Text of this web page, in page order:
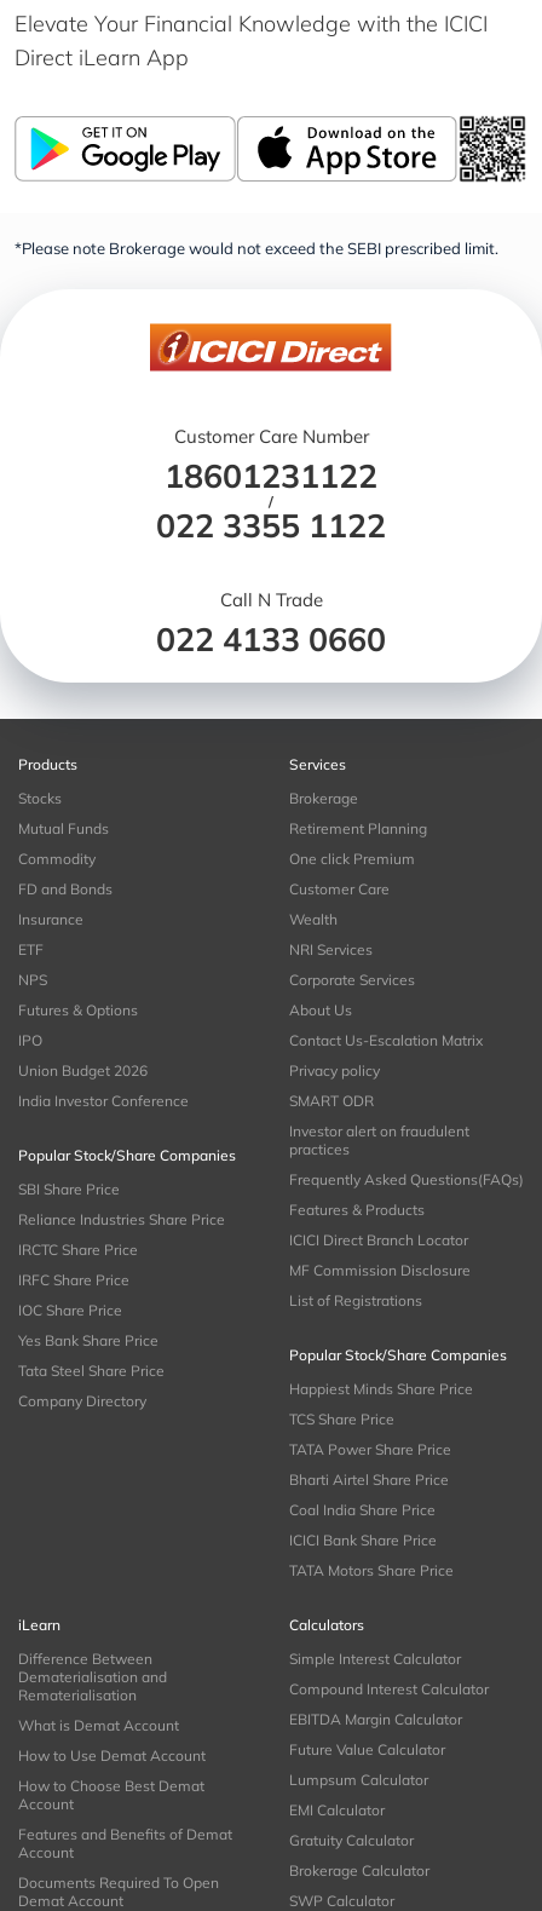
Elevate Your Financial Knowledge with the ICICI
Direct iLearn App
*Please note Brokerage would not exceed the SEBI prescribed limit.
Customer Care Number
18601231122
/
022 3355 1122
Call N Trade
022 4133 0660
Products
Stocks
Mutual Funds
Commodity
FD and Bonds
Insurance
ETF
NPS
Futures & Options
IPO
Union Budget 2026
India Investor Conference
Popular Stock/Share Companies
SBI Share Price
Reliance Industries Share Price
IRCTC Share Price
IRFC Share Price
IOC Share Price
Yes Bank Share Price
Tata Steel Share Price
Company Directory
Services
Brokerage
Retirement Planning
One click Premium
Customer Care
Wealth
NRI Services
Corporate Services
About Us
Contact Us-Escalation Matrix
Privacy policy
SMART ODR
Investor alert on fraudulent
practices
Frequently Asked Questions(FAQs)
Features & Products
ICICI Direct Branch Locator
MF Commission Disclosure
List of Registrations
Popular Stock/Share Companies
Happiest Minds Share Price
TCS Share Price
TATA Power Share Price
Bharti Airtel Share Price
Coal India Share Price
ICICI Bank Share Price
TATA Motors Share Price
iLearn
Difference Between
Dematerialisation and
Rematerialisation
What is Demat Account
How to Use Demat Account
How to Choose Best Demat
Account
Features and Benefits of Demat
Account
Documents Required To Open
Demat Account
Calculators
Simple Interest Calculator
Compound Interest Calculator
EBITDA Margin Calculator
Future Value Calculator
Lumpsum Calculator
EMI Calculator
Gratuity Calculator
Brokerage Calculator
SWP Calculator